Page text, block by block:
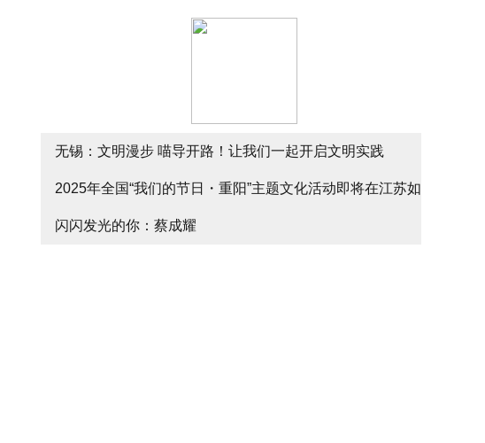
无锡：文明漫步 喵导开路！让我们一起开启文明实践
citywalk
2025年全国“我们的节日・重阳”主题文化活动即将在江苏如
皋启幕
闪闪发光的你：蔡成耀